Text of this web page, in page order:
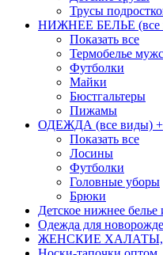
Трусы
НИЖНЕЕ БЕЛЬЕ (все
Показать все
Термобелье
Футболки
Майки
Бюстгальтеры
Пижамы
ОДЕЖДА (все виды) +
Показать все
Лосины
Футболки
Головные уборы
Брюки
Детское нижнее белье
Одежда для
ЖЕНСКИЕ